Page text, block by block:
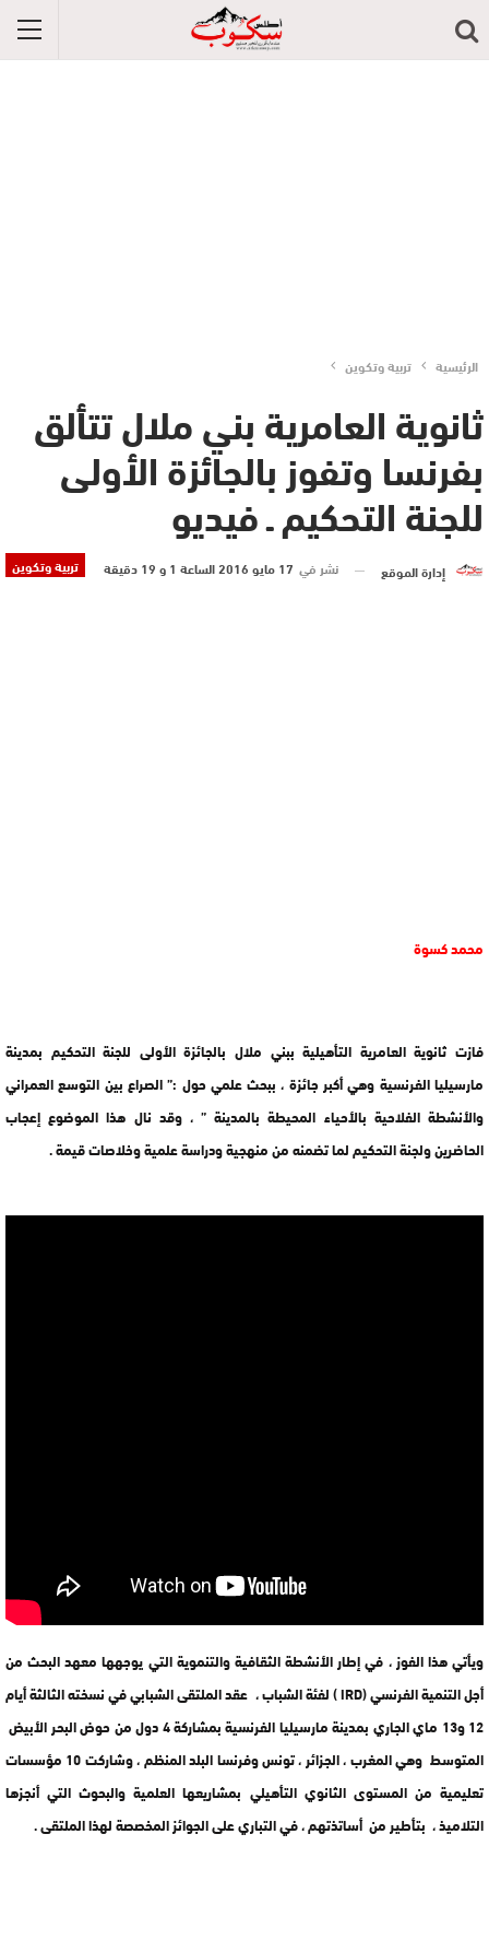
الرئيسية تربية وتكوين
ثانوية العامرية بني ملال تتألق
بفرنسا وتفوز بالجائزة الأولى
للجنة التحكيم ـ فيديو
تربية وتكوين إدارة الموقع نشر في 17 مايو 2016 الساعة 1 و 19 دقيقة
محمد كسوة
فازت ثانوية العامرية التأهيلية ببني ملال بالجائزة الأولى للجنة التحكيم بمدينة
مارسيليا الفرنسية وهي أكبر جائزة ، ببحث علمي حول :” الصراع بين التوسع العمراني
والأنشطة الفلاحية بالأحياء المحيطة بالمدينة ” ، وقد نال هذا الموضوع إعجاب
الحاضرين ولجنة التحكيم لما تضمنه من منهجية ودراسة علمية وخلاصات قيمة .
ويأتي هذا الفوز ، في إطار الأنشطة الثقافية والتنموية التي يوجهها معهد البحث من
أجل التنمية الفرنسي (IRD ) لفئة الشباب ، عقد الملتقى الشبابي في نسخته الثالثة أيام
12 و13 ماي الجاري بمدينة مارسيليا الفرنسية بمشاركة 4 دول من حوض البحر الأبيض
المتوسط وهي المغرب ، الجزائر ، تونس وفرنسا البلد المنظم ، وشاركت 10 مؤسسات
تعليمية من المستوى الثانوي التأهيلي بمشاريعها العلمية والبحوث التي أنجزها
التلاميذ ، بتأطير من أساتذتهم ، في التباري على الجوائز المخصصة لهذا الملتقى .